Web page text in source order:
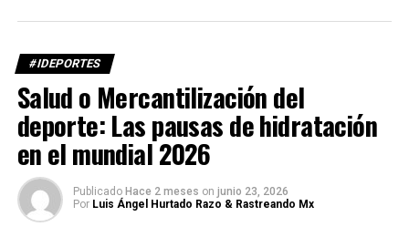
#IDEPORTES
Salud o Mercantilización del
deporte: Las pausas de hidratación
en el mundial 2026
Publicado Hace 2 meses on junio 23, 2026
Por Luis Ángel Hurtado Razo & Rastreando Mx